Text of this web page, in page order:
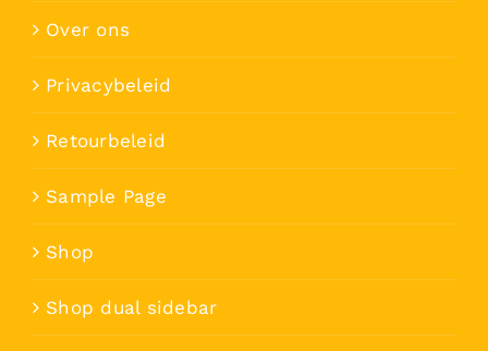
Over ons
Privacybeleid
Retourbeleid
Sample Page
Shop
Shop dual sidebar